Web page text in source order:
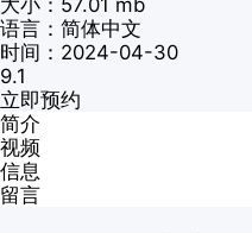
语言：简体中文
时间：2024-04-30
9.1
立即预约
简介
视频
信息
留言